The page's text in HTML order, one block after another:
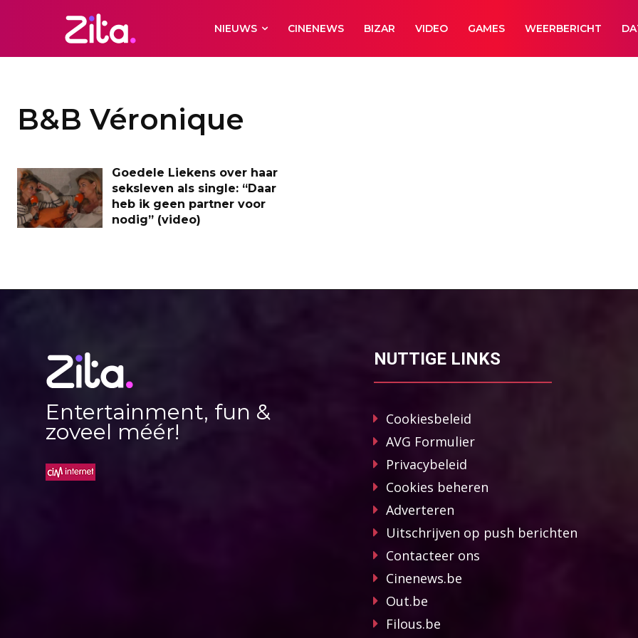
NIEUWS CINENEWS BIZAR VIDEO GAMES WEERBERICHT
B&B Véronique
Goedele Liekens over haar
seksleven als single: “Daar
heb ik geen partner voor
nodig” (video)
Entertainment, fun &
zoveel méér!
NUTTIGE LINKS
Cookiesbeleid
AVG Formulier
Privacybeleid
Cookies beheren
Adverteren
Uitschrijven op push berichten
Contacteer ons
Cinenews.be
Out.be
Filous.be